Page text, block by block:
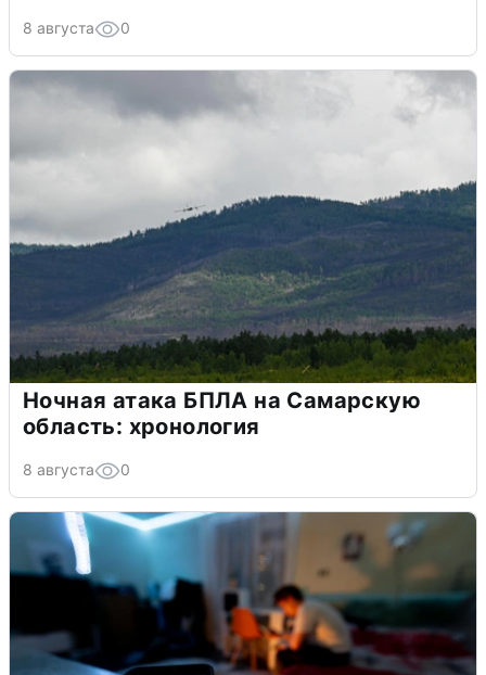
8 августа 0
Ночная атака БПЛА на Самарскую
область: хронология
8 августа 0